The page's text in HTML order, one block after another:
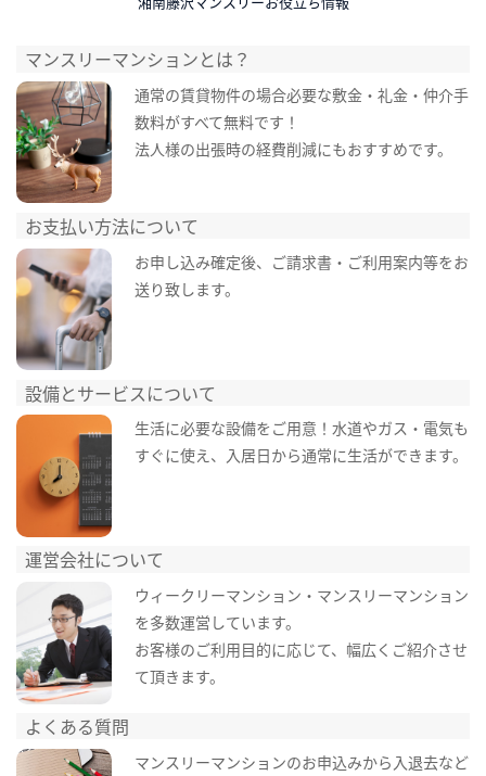
マンスリーマンションとは？
通常の賃貸物件の場合必要な敷金・礼金・仲介手
数料がすべて無料です！
法人様の出張時の経費削減にもおすすめです。
お支払い方法について
お申し込み確定後、ご請求書・ご利用案内等をお
送り致します。
設備とサービスについて
生活に必要な設備をご用意！水道やガス・電気も
すぐに使え、入居日から通常に生活ができます。
運営会社について
ウィークリーマンション・マンスリーマンション
を多数運営しています。
お客様のご利用目的に応じて、幅広くご紹介させ
て頂きます。
よくある質問
マンスリーマンションのお申込みから入退去など